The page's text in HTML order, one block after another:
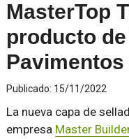
MasterTop
producto
Publicado: 15/11/2022
La nueva capa de
empresa Master